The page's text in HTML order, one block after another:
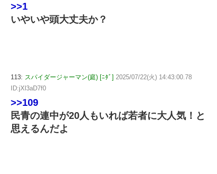
>>1
いやいや頭大丈夫か？
113: スパイダージャーマン(庭) [ﾆﾀﾞ] 2025/07/22(火) 14:43:00.78
ID:jXl3aD7f0
>>109
民青の連中が20人もいれば若者に大人気！と
思えるんだよ